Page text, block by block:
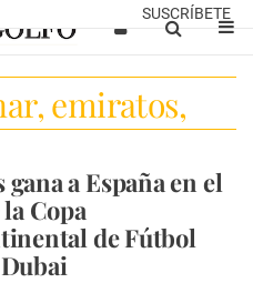
SUSCRÍBETE
emiratos,
beach
a España en el
Copa
de Fútbol